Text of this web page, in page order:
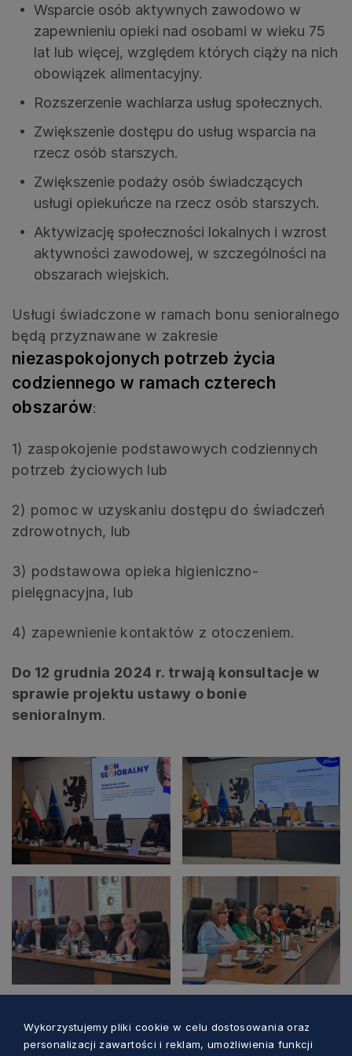
Wsparcie osób aktywnych zawodowo w
zapewnieniu opieki nad osobami w wieku 75
lat lub więcej, względem których ciąży na nich
obowiązek alimentacyjny.
Rozszerzenie wachlarza usług społecznych.
Zwiększenie dostępu do usług wsparcia na
rzecz osób starszych.
Zwiększenie podaży osób świadczących
usługi opiekuńcze na rzecz osób starszych.
Aktywizację społeczności lokalnych i wzrost
aktywności zawodowej, w szczególności na
obszarach wiejskich.
Usługi świadczone w ramach bonu senioralnego
będą przyznawane w zakresie
niezaspokojonych potrzeb życia
codziennego w ramach czterech
obszarów:
1) zaspokojenie podstawowych codziennych
potrzeb życiowych lub
2) pomoc w uzyskaniu dostępu do świadczeń
zdrowotnych, lub
3) podstawowa opieka higieniczno-
pielęgnacyjna, lub
4) zapewnienie kontaktów z otoczeniem.
Do 12 grudnia 2024 r. trwają konsultacje w
sprawie projektu ustawy o bonie
senioralnym.
Wykorzystujemy pliki cookie w celu dostosowania oraz
personalizacji zawartości i reklam, umożliwienia funkcji